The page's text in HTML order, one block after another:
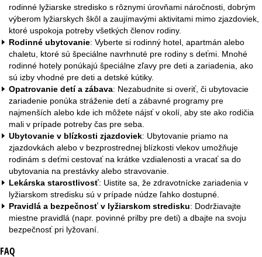
rodinné lyžiarske stredisko s rôznymi úrovňami náročnosti, dobrým
výberom lyžiarskych škôl a zaujímavými aktivitami mimo zjazdoviek,
ktoré uspokoja potreby všetkých členov rodiny.
Rodinné ubytovanie: Vyberte si rodinný hotel, apartmán alebo
chaletu, ktoré sú špeciálne navrhnuté pre rodiny s deťmi. Mnohé
rodinné hotely ponúkajú špeciálne zľavy pre deti a zariadenia, ako
sú izby vhodné pre deti a detské kútiky.
Opatrovanie detí a zábava: Nezabudnite si overiť, či ubytovacie
zariadenie ponúka stráženie detí a zábavné programy pre
najmenších alebo kde ich môžete nájsť v okolí, aby ste ako rodičia
mali v prípade potreby čas pre seba.
Ubytovanie v blízkosti zjazdoviek: Ubytovanie priamo na
zjazdovkách alebo v bezprostrednej blízkosti vlekov umožňuje
rodinám s deťmi cestovať na krátke vzdialenosti a vracať sa do
ubytovania na prestávky alebo stravovanie.
Lekárska starostlivosť: Uistite sa, že zdravotnícke zariadenia v
lyžiarskom stredisku sú v prípade núdze ľahko dostupné.
Pravidlá a bezpečnosť v lyžiarskom stredisku: Dodržiavajte
miestne pravidlá (napr. povinné prilby pre deti) a dbajte na svoju
bezpečnosť pri lyžovaní.
FAQ